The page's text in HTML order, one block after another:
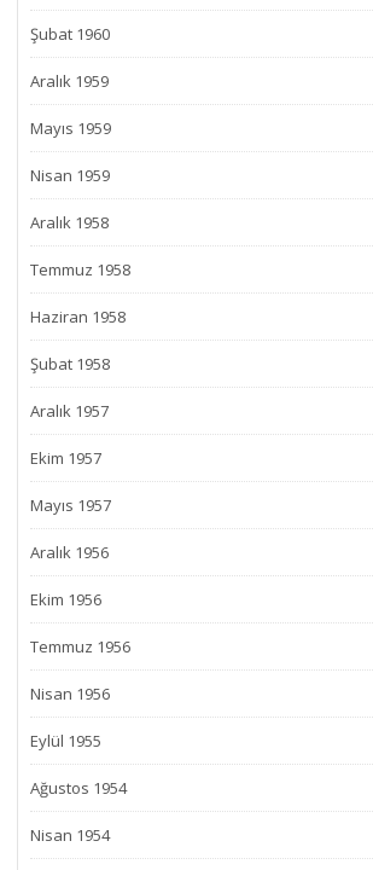
Şubat 1960
Aralık 1959
Mayıs 1959
Nisan 1959
Aralık 1958
Temmuz 1958
Haziran 1958
Şubat 1958
Aralık 1957
Ekim 1957
Mayıs 1957
Aralık 1956
Ekim 1956
Temmuz 1956
Nisan 1956
Eylül 1955
Ağustos 1954
Nisan 1954